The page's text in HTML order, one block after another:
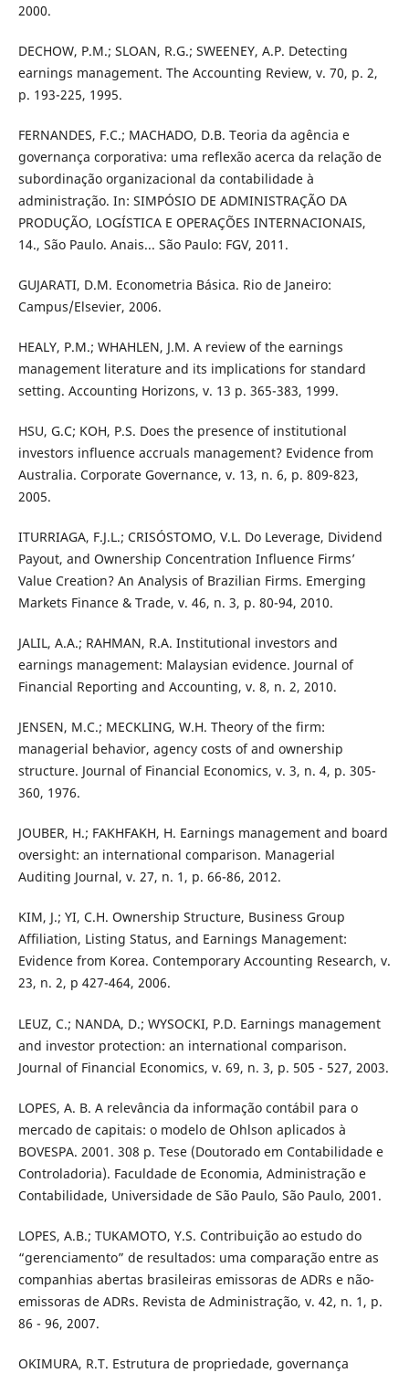
2000.
DECHOW, P.M.; SLOAN, R.G.; SWEENEY, A.P. Detecting
earnings management. The Accounting Review, v. 70, p. 2,
p. 193-225, 1995.
FERNANDES, F.C.; MACHADO, D.B. Teoria da agência e
governança corporativa: uma reflexão acerca da relação de
subordinação organizacional da contabilidade à
administração. In: SIMPÓSIO DE ADMINISTRAÇÃO DA
PRODUÇÃO, LOGÍSTICA E OPERAÇÕES INTERNACIONAIS,
14., São Paulo. Anais... São Paulo: FGV, 2011.
GUJARATI, D.M. Econometria Básica. Rio de Janeiro:
Campus/Elsevier, 2006.
HEALY, P.M.; WHAHLEN, J.M. A review of the earnings
management literature and its implications for standard
setting. Accounting Horizons, v. 13 p. 365-383, 1999.
HSU, G.C; KOH, P.S. Does the presence of institutional
investors influence accruals management? Evidence from
Australia. Corporate Governance, v. 13, n. 6, p. 809-823,
2005.
ITURRIAGA, F.J.L.; CRISÓSTOMO, V.L. Do Leverage, Dividend
Payout, and Ownership Concentration Influence Firms’
Value Creation? An Analysis of Brazilian Firms. Emerging
Markets Finance & Trade, v. 46, n. 3, p. 80-94, 2010.
JALIL, A.A.; RAHMAN, R.A. Institutional investors and
earnings management: Malaysian evidence. Journal of
Financial Reporting and Accounting, v. 8, n. 2, 2010.
JENSEN, M.C.; MECKLING, W.H. Theory of the firm:
managerial behavior, agency costs of and ownership
structure. Journal of Financial Economics, v. 3, n. 4, p. 305-
360, 1976.
JOUBER, H.; FAKHFAKH, H. Earnings management and board
oversight: an international comparison. Managerial
Auditing Journal, v. 27, n. 1, p. 66-86, 2012.
KIM, J.; YI, C.H. Ownership Structure, Business Group
Affiliation, Listing Status, and Earnings Management:
Evidence from Korea. Contemporary Accounting Research, v.
23, n. 2, p 427-464, 2006.
LEUZ, C.; NANDA, D.; WYSOCKI, P.D. Earnings management
and investor protection: an international comparison.
Journal of Financial Economics, v. 69, n. 3, p. 505 - 527, 2003.
LOPES, A. B. A relevância da informação contábil para o
mercado de capitais: o modelo de Ohlson aplicados à
BOVESPA. 2001. 308 p. Tese (Doutorado em Contabilidade e
Controladoria). Faculdade de Economia, Administração e
Contabilidade, Universidade de São Paulo, São Paulo, 2001.
LOPES, A.B.; TUKAMOTO, Y.S. Contribuição ao estudo do
“gerenciamento” de resultados: uma comparação entre as
companhias abertas brasileiras emissoras de ADRs e não-
emissoras de ADRs. Revista de Administração, v. 42, n. 1, p.
86 - 96, 2007.
OKIMURA, R.T. Estrutura de propriedade, governança